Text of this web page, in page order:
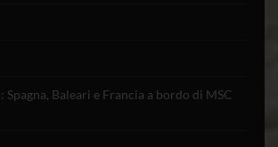
Baleari e Francia a bordo di MSC